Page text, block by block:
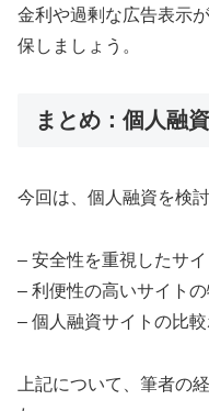
金利や過剰な広告表示
保しましょう。
まとめ：個人融
今回は、個人融資を検
– 安全性を重視したサ
– 利便性の高いサイト
– 個人融資サイトの比較
上記について、筆者の